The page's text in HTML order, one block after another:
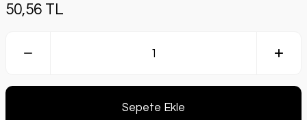
50,56 TL
Sepete Ekle